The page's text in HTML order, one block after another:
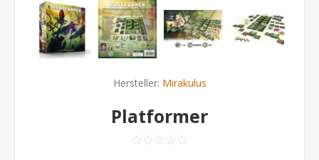
Hersteller: Mirakulus
Platformer